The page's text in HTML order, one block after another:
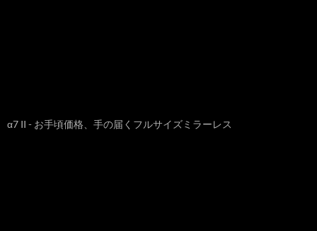
α7 II - お手頃価格、手の届くフルサイズミラーレス